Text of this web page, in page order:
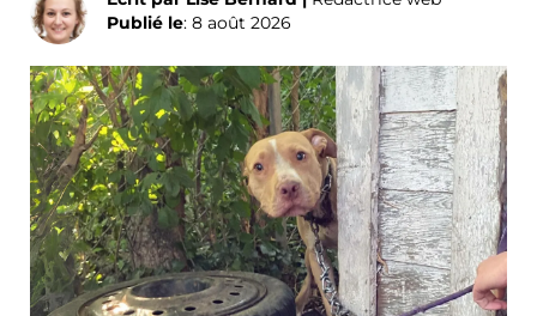
Publié le: 8 août 2026